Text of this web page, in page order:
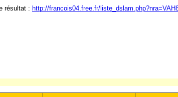
résultat : http://francois04.free.fr/